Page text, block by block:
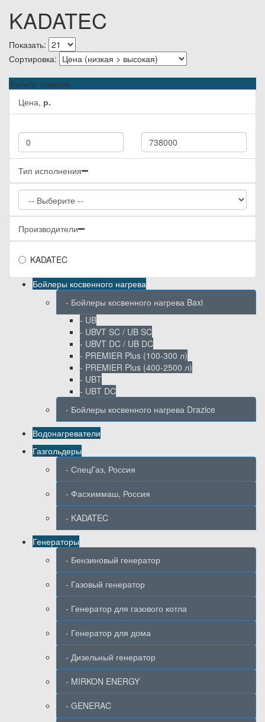
KADATEC
Показать:
Сортировка:
Фильтр товаров
Цена, р.
Тип исполнения
Производители
KADATEC
Бойлеры косвенного нагрева
- Бойлеры косвенного нагрева Baxi
- UB
- UBVT SC / UB SC
- UBVT DC / UB DC
- PREMIER Plus (100-300 л)
- PREMIER Plus (400-2500 л)
- UBT
- UBT DC
- Бойлеры косвенного нагрева Drazice
Водонагреватели
Газгольдеры
- СпецГаз, Россия
- Фасхиммаш, Россия
- KADATEC
Генераторы
- Бензиновый генератор
- Газовый генератор
- Генератор для газового котла
- Генератор для дома
- Дизельный генератор
- MIRKON ENERGY
- GENERAC